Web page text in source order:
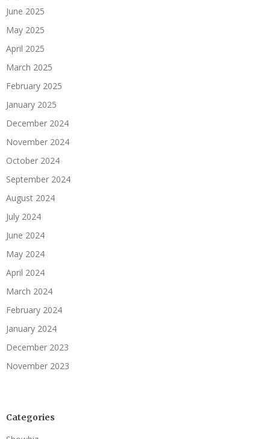
June 2025
May 2025
April 2025
March 2025
February 2025
January 2025
December 2024
November 2024
October 2024
September 2024
August 2024
July 2024
June 2024
May 2024
April 2024
March 2024
February 2024
January 2024
December 2023
November 2023
Categories